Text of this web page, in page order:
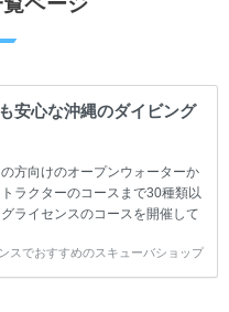
安心な沖縄のダイビング
方向けのオープンウォーターか
ラクターのコースまで30種類以
ライセンスのコースを開催して
意しています。 当スクールを受
加などの少人数のご参加が最も
スでおすすめのスキューバショップ